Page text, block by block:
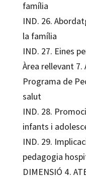
família
IND. 26.
la família
IND. 27. Eines
Àrea rellevant
Programa de
salut
IND. 28.
infants i
IND. 29.
pedagogia
DIMENSIÓ 4.